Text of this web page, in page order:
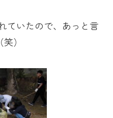
ていたので、あっと言
）